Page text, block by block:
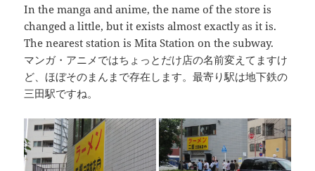
In the manga and anime, the name of the store is
changed a little, but it exists almost exactly as it is.
The nearest station is Mita Station on the subway.
マンガ・アニメではちょっとだけ店の名前変えてますけ
ど、ほぼそのまんまで存在します。最寄り駅は地下鉄の
三田駅ですね。